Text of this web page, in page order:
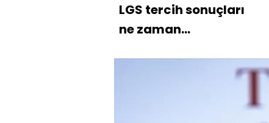
LGS tercih sonuçları
ne zaman